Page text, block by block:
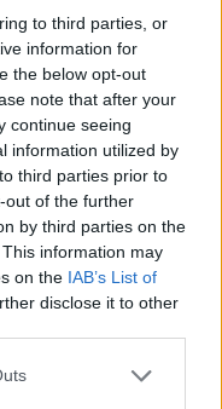
to third parties, or
information for
the below opt-out
note that after your
continue seeing
information utilized by
third parties prior to
out of the further
by third parties on the
information may
on the IAB’s List of
disclose it to other
postu, aż szesnastu
z czego pięciu z
wzmocnionych. W tej
innymi Samira,
w niemalże
tej również pojawią
mają je usprawnić.
innymi o
Na chwilę obecną
– te zapewne